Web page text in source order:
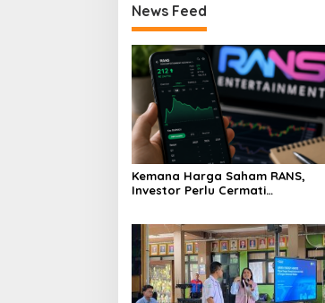
News Feed
Kemana Harga Saham RANS,
Investor Perlu Cermati